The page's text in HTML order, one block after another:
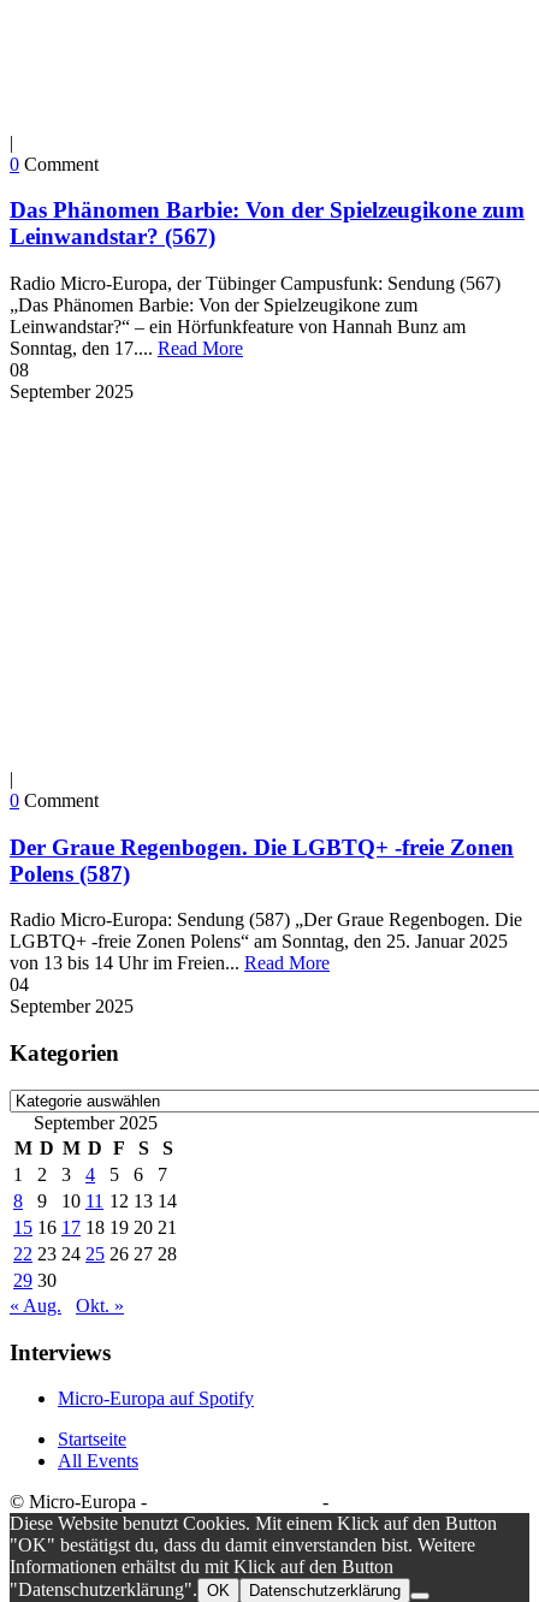
|
0 Comment
Das Phänomen Barbie: Von der Spielzeugikone zum
Leinwandstar? (567)
Radio Micro-Europa, der Tübinger Campusfunk: Sendung (567)
„Das Phänomen Barbie: Von der Spielzeugikone zum
Leinwandstar?“ – ein Hörfunkfeature von Hannah Bunz am
Sonntag, den 17.... Read More
08
September 2025
|
0 Comment
Der Graue Regenbogen. Die LGBTQ+ -freie Zonen
Polens (587)
Radio Micro-Europa: Sendung (587) „Der Graue Regenbogen. Die
LGBTQ+ -freie Zonen Polens“ am Sonntag, den 25. Januar 2025
von 13 bis 14 Uhr im Freien... Read More
04
September 2025
Kategorien
Kategorien
September 2025
M D M D F S
S
1
2 3 4 5 6
7
8
9 10 11 12 13 14
15 16 17 18 19 20 21
22 23 24 25 26 27 28
29 30
« Aug.
Okt. »
Interviews
Micro-Europa auf Spotify
Startseite
All Events
© Micro-Europa -
-
Diese Website benutzt Cookies. Mit einem Klick auf den Button
"OK" bestätigst du, dass du damit einverstanden bist. Weitere
Informationen erhältst du mit Klick auf den Button
"Datenschutzerklärung". OK Datenschutzerklärung